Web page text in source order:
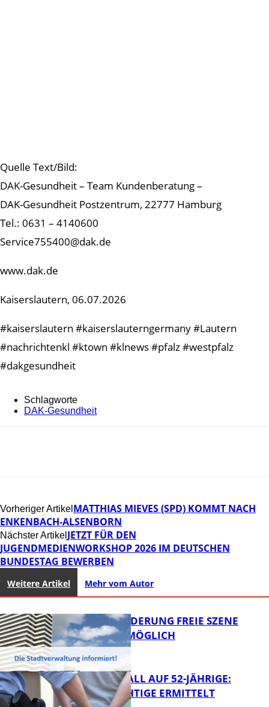
Quelle Text/Bild:
DAK-Gesundheit – Team Kundenberatung –
DAK-Gesundheit Postzentrum, 22777 Hamburg
Tel.: 0631 – 4140600
Service755400@dak.de
www.dak.de
Kaiserslautern, 06.07.2026
#kaiserslautern #kaiserslauterngermany #Lautern
#nachrichtenkl #ktown #klnews #pfalz #westpfalz
#dakgesundheit
Schlagworte
DAK-Gesundheit
Vorheriger Artikel MATTHIAS MIEVES (SPD) KOMMT NACH
ENKENBACH-ALSENBORN
Nächster Artikel JETZT FÜR DEN
JUGENDMEDIENWORKSHOP 2026 IM DEUTSCHEN
BUNDESTAG BEWERBEN
Weitere Artikel Mehr vom Autor
PROJEKTFÖRDERUNG FREIE SZENE
WEITERHIN MÖGLICH
RAUBÜBERFALL AUF 52-JÄHRIGE:
TATVERDÄCHTIGE ERMITTELT